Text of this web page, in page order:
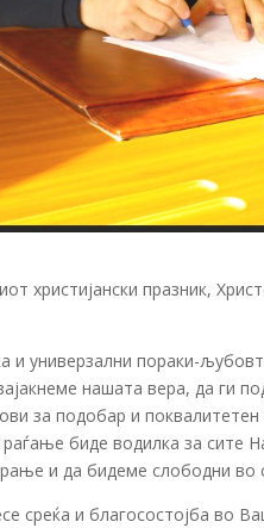
христијански празник,
и универзални пораки-
нашата вера, да ги
за подобар и
биде водилка за сите
и да бидеме слободни во
среќа и благосостојба во